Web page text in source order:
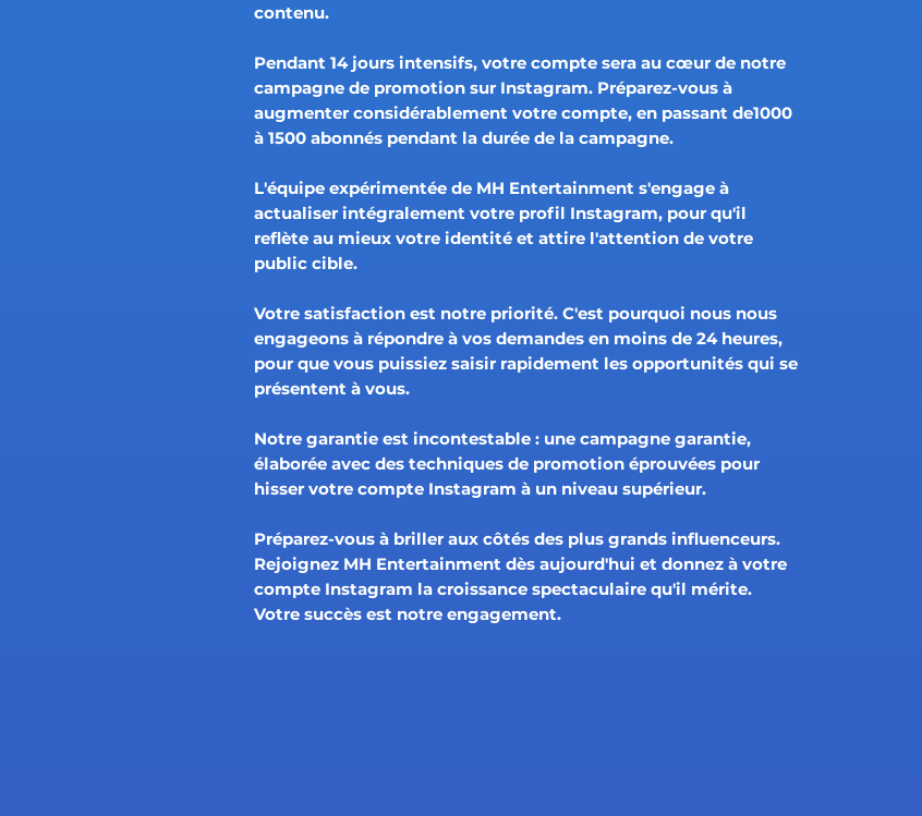
contenu.
Pendant 14 jours intensifs, votre compte sera au cœur de notre
campagne de promotion sur Instagram. Préparez-vous à
augmenter considérablement votre compte, en passant de1000
à 1500 abonnés pendant la durée de la campagne.
L'équipe expérimentée de MH Entertainment s'engage à
actualiser intégralement votre profil Instagram, pour qu'il
reflète au mieux votre identité et attire l'attention de votre
public cible.
Votre satisfaction est notre priorité. C'est pourquoi nous nous
engageons à répondre à vos demandes en moins de 24 heures,
pour que vous puissiez saisir rapidement les opportunités qui se
présentent à vous.
Notre garantie est incontestable : une campagne garantie,
élaborée avec des techniques de promotion éprouvées pour
hisser votre compte Instagram à un niveau supérieur.
Préparez-vous à briller aux côtés des plus grands influenceurs.
Rejoignez MH Entertainment dès aujourd'hui et donnez à votre
compte Instagram la croissance spectaculaire qu'il mérite.
Votre succès est notre engagement.